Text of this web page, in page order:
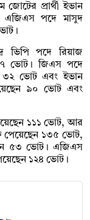
প্রার্থী ইভান
এজিএস পদে মাসুদ
ভিপি পদে রিয়াজ
ভোট। জিএস পদে
৩২ ভোট এবং ইভান
৯০ ভোট এবং
১১১ ভোট, আর
পেয়েছেন ১৩৫ ভোট,
৫৩ ভোট। এজিএস
১২৪ ভোট।